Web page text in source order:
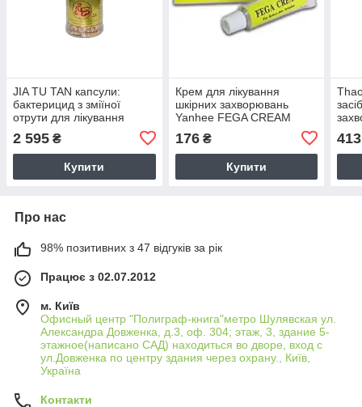
JIA TU TAN капсули:
бактерицид з зміїної
отрути для лікування
2 595 ₴
Купити
Крем для лікування
шкірних захворювань
Yanhee FEGA CREAM
176₴
Купити
413
Про нас
98% позитивних з 47 відгуків за рік
Працює з 02.07.2012
м. Київ
Офисный центр "Полиграф-книга"метро Шулявская ул.
Александра Довженка, д.3, оф. 304; этаж, 3, здание 5-
этажное(написано САД) находиться во дворе, вход с
ул.Довженка по центру здания через охрану., Київ,
Україна
Контакти